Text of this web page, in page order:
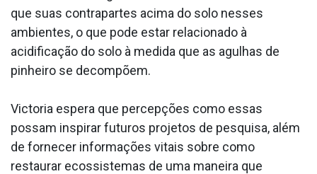
que suas contrapartes acima do solo nesses
ambientes, o que pode estar relacionado à
acidificação do solo à medida que as agulhas de
pinheiro se decompõem.
Victoria espera que percepções como essas
possam inspirar futuros projetos de pesquisa, além
de fornecer informações vitais sobre como
restaurar ecossistemas de uma maneira que